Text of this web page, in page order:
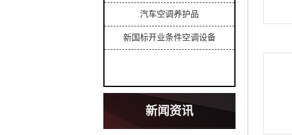
汽车空调养护品
新国标开业条件空调设备
新闻资讯